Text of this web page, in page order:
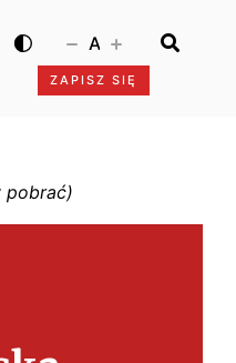
ZAPISZ SIĘ
A